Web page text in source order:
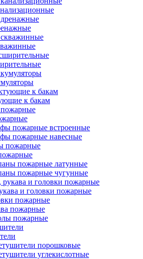
к бакам
пожарные встроенные
пожарные навесные
пожарные латунные
пожарные чугунные
и головки пожарные
пожарные
пожарные
пожарные
порошковые
углекислотные